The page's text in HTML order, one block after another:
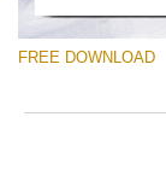
FREE DOWNLOAD